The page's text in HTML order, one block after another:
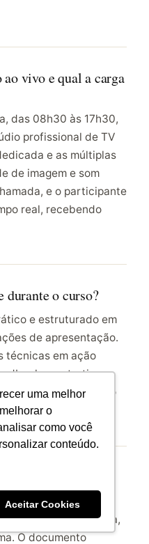
uma melhor
o
como você
conteúdo.
Aceitar Cookies
vivo e qual a carga
das 08h30 às 17h30,
profissional de TV
e as múltiplas
de imagem e som
e o participante
real, recebendo
durante o curso?
e estruturado em
de apresentação.
técnicas em ação
construtivo e
muito mais do
recebe o
CR BASSO, com tema,
O documento